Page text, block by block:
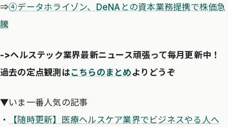
⇒④データホライゾン、DeNAとの資本業務提携で株価急
騰
->ヘルステック業界最新ニュース頑張って毎月更新中！
過去の定点観測はこちらのまとめ よりどうぞ
▼いま一番人気の記事
・
【随時更新】医療ヘルスケア業界でビジネスやる人へ